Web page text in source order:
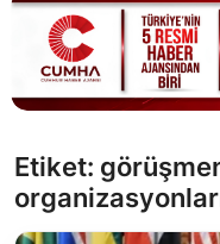
Cumhurbaşkanlığı
Bakanlıklar
Siyasi Partiler
Etiket: